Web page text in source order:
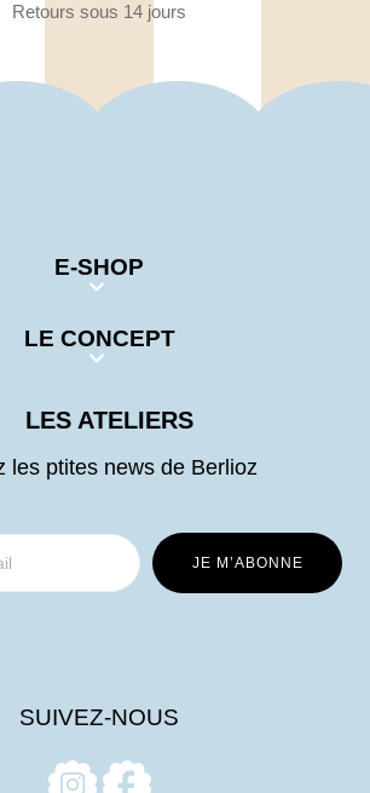
Retours sous 14 jours
E-SHOP
LE CONCEPT
LES ATELIERS
les ptites news de Berlioz
SUIVEZ-NOUS